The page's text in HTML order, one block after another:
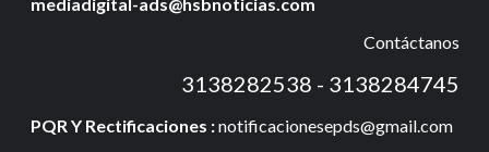
Contáctanos
3138282538 - 3138284745
PQR Y Rectificaciones :notificacionesepds@gmail.com